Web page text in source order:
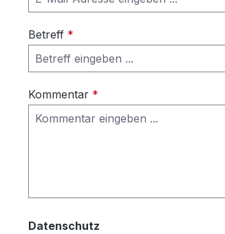
Betreff *
Kommentar *
Datenschutz